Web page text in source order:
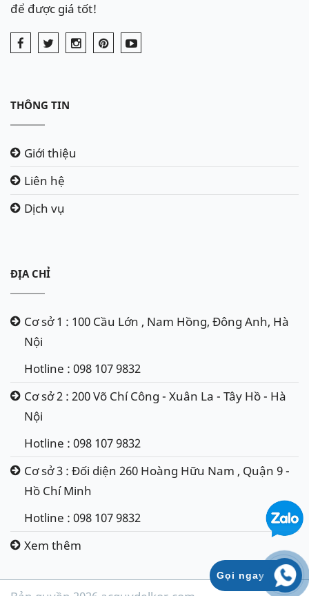
để được giá tốt!
THÔNG TIN
Giới thiệu
Liên hệ
Dịch vụ
ĐỊA CHỈ
Cơ sở 1 : 100 Cầu Lớn , Nam Hồng, Đông Anh, Hà
Nội
Hotline : 098 107 9832
Cơ sở 2 : 200 Võ Chí Công - Xuân La - Tây Hồ - Hà
Nội
Hotline : 098 107 9832
Cơ sở 3 : Đối diện 260 Hoàng Hữu Nam , Quận 9 -
Hồ Chí Minh
Hotline : 098 107 9832
Xem thêm
Gọi ngay